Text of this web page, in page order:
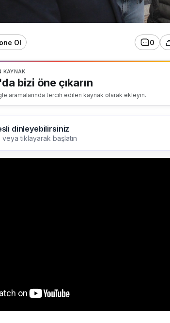
Ol 0
KAYNAK
bizi öne çıkarın
aramalarında tercih edilen kaynak olarak ekleyin.
dinleyebilirsiniz
tıklayarak başlatın